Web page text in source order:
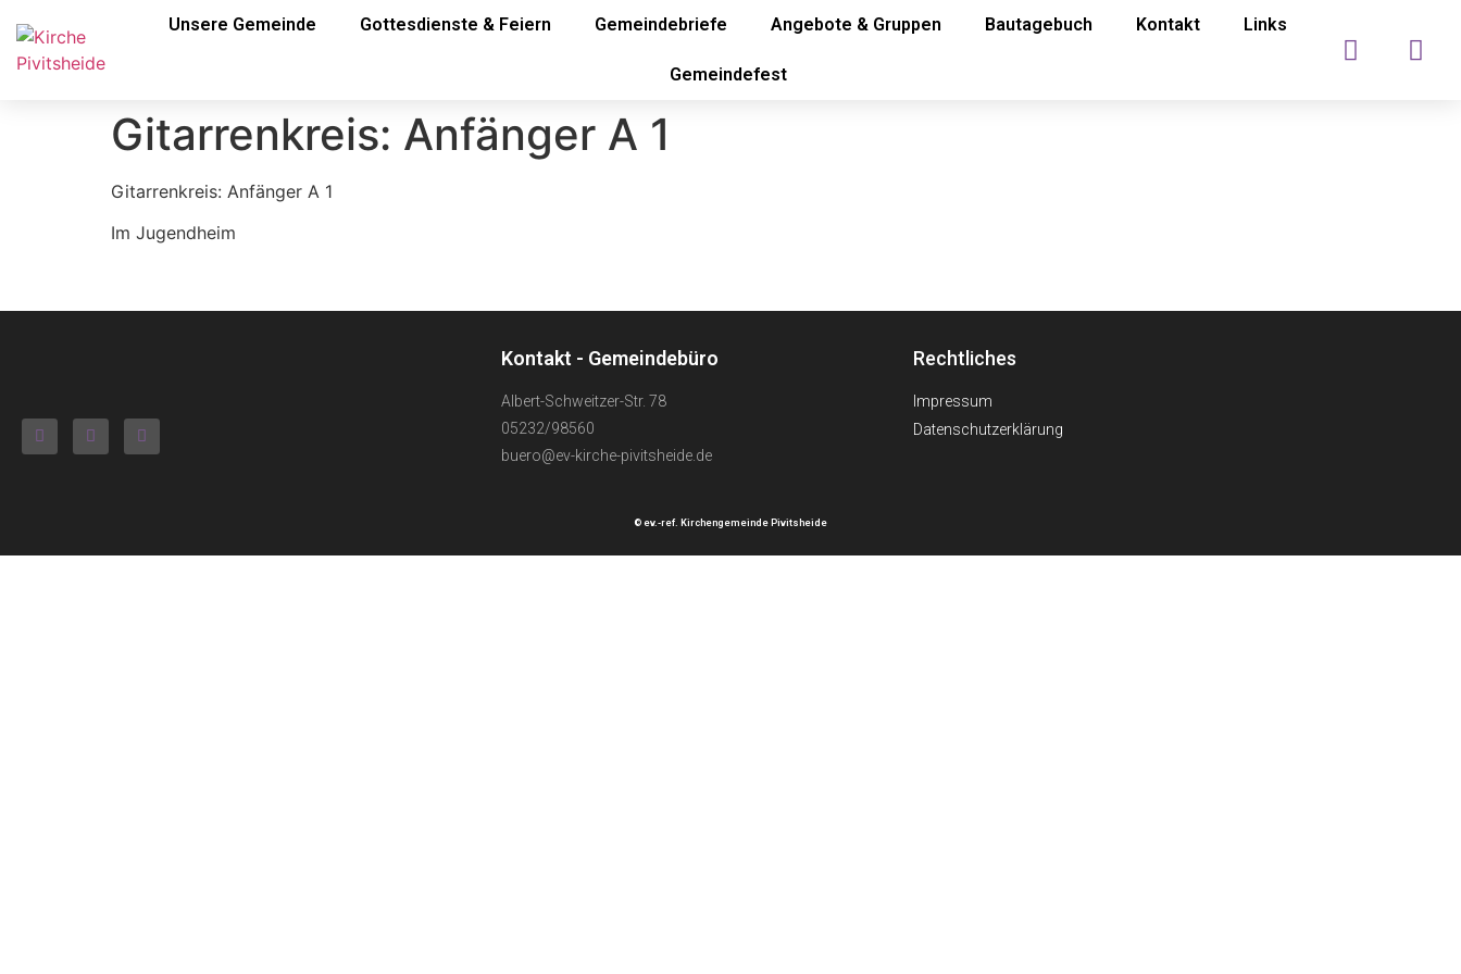
Unsere Gemeinde Gottesdienste & Feiern Gemeindebriefe Angebote & Gruppen Bautagebuch Kontakt Links
Gemeindefest
Gitarrenkreis: Anfänger A 1
Gitarrenkreis: Anfänger A 1
Im Jugendheim
Kontakt - Gemeindebüro
Albert-Schweitzer-Str. 78
05232/98560
buero@ev-kirche-pivitsheide.de
Rechtliches
Impressum
Datenschutzerklärung
© ev.-ref. Kirchengemeinde Pivitsheide